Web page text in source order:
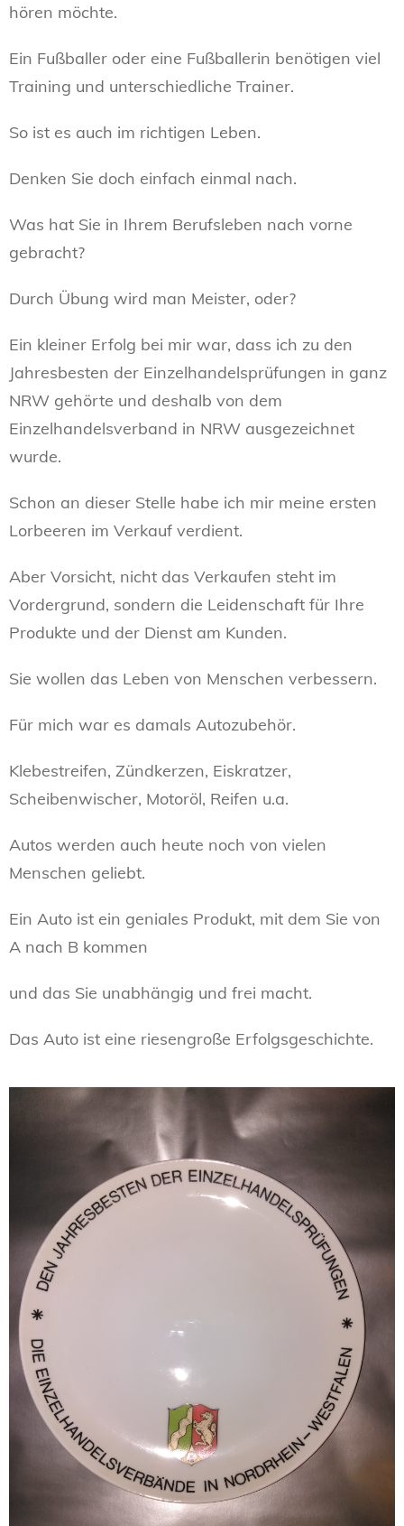
hören möchte.
Ein Fußballer oder eine Fußballerin benötigen viel
Training und unterschiedliche Trainer.
So ist es auch im richtigen Leben.
Denken Sie doch einfach einmal nach.
Was hat Sie in Ihrem Berufsleben nach vorne
gebracht?
Durch Übung wird man Meister, oder?
Ein kleiner Erfolg bei mir war, dass ich zu den
Jahresbesten der Einzelhandelsprüfungen in ganz
NRW gehörte und deshalb von dem
Einzelhandelsverband in NRW ausgezeichnet
wurde.
Schon an dieser Stelle habe ich mir meine ersten
Lorbeeren im Verkauf verdient.
Aber Vorsicht, nicht das Verkaufen steht im
Vordergrund, sondern die Leidenschaft für Ihre
Produkte und der Dienst am Kunden.
Sie wollen das Leben von Menschen verbessern.
Für mich war es damals Autozubehör.
Klebestreifen, Zündkerzen, Eiskratzer,
Scheibenwischer, Motoröl, Reifen u.a.
Autos werden auch heute noch von vielen
Menschen geliebt.
Ein Auto ist ein geniales Produkt, mit dem Sie von
A nach B kommen
und das Sie unabhängig und frei macht.
Das Auto ist eine riesengroße Erfolgsgeschichte.